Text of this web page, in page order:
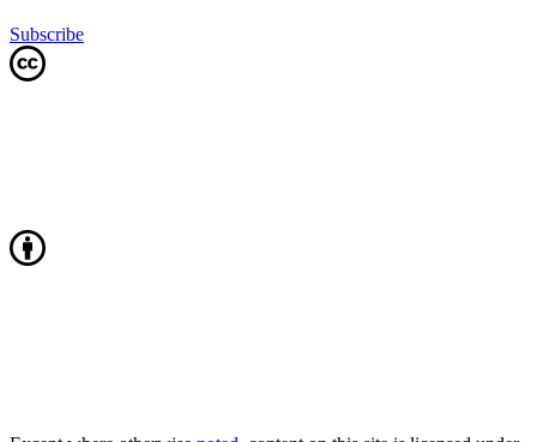
Subscribe